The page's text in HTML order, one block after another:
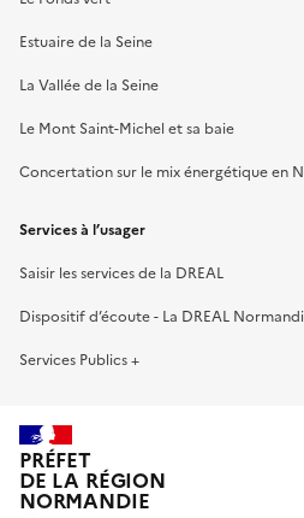
Estuaire de la Seine
La Vallée de la Seine
Le Mont Saint-Michel et sa baie
Concertation sur le mix énergétique en
Services à l’usager
Saisir les services de la DREAL
Dispositif d’écoute - La DREAL
Services Publics +
PRÉFET
DE LA RÉGION
NORMANDIE